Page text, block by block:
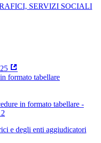
SERVIZI SOCIALI
formato tabellare
in formato tabellare -
e degli enti aggiudicatori